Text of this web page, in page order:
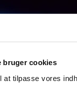
bruger cookies
at tilpasse vores